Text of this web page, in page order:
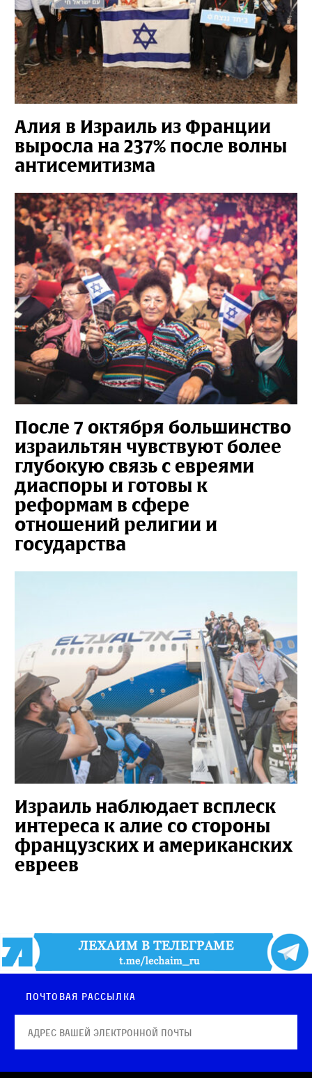
Алия в Израиль из Франции
выросла на 237% после волны
антисемитизма
После 7 октября большинство
израильтян чувствуют более
глубокую связь с евреями
диаспоры и готовы к
реформам в сфере
отношений религии и
государства
Израиль наблюдает всплеск
интереса к алие со стороны
французских и американских
евреев
Почтовая рассылка